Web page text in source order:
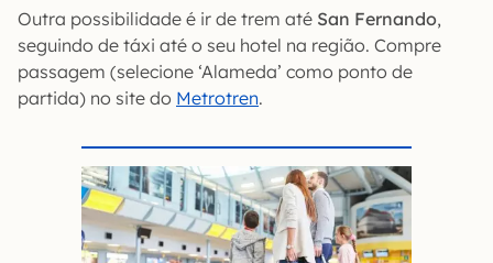
Outra possibilidade é ir de trem até San Fernando,
seguindo de táxi até o seu hotel na região. Compre
passagem (selecione ‘Alameda’ como ponto de
partida) no site do Metrotren.